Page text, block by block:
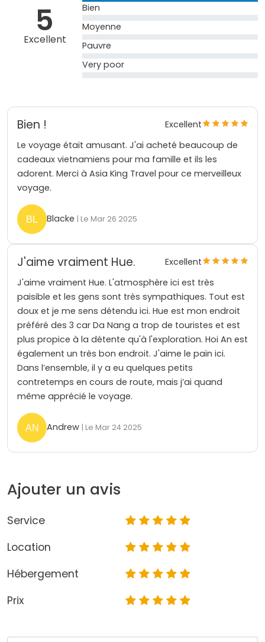
5
Excellent
Bien
Moyenne
Pauvre
Very poor
Bien !
Excellent
Le voyage était amusant. J'ai acheté beaucoup de
cadeaux vietnamiens pour ma famille et ils les
adorent. Merci à Asia King Travel pour ce merveilleux
voyage.
Blacke | Le Mar 26 2025
J'aime vraiment Hue.
Excellent
J'aime vraiment Hue. L'atmosphère ici est très
paisible et les gens sont très sympathiques. Tout est
doux et je me sens détendu ici. Hue est mon endroit
préféré des 3 car Da Nang a trop de touristes et est
plus propice à la détente qu'à l'exploration. Hoi An est
également un très bon endroit. J'aime le pain ici.
Dans l’ensemble, il y a eu quelques petits
contretemps en cours de route, mais j’ai quand
même apprécié le voyage.
Andrew | Le Mar 24 2025
Ajouter un avis
Service
Location
Hébergement
Prix